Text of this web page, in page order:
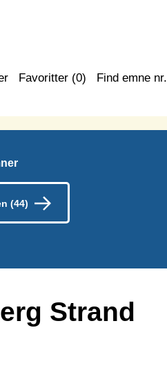
Favoritter (0) Find emne nr.
(44)
Strand